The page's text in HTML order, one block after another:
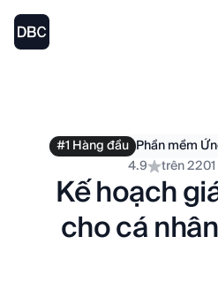
#1 Hàng đầu Phần mềm
4.9
trên
Kế hoạch
cho cá